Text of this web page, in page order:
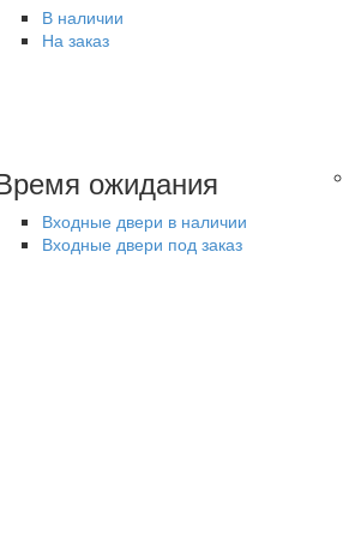
В наличии
На заказ
ожидания
Входные двери в наличии
Входные двери под заказ